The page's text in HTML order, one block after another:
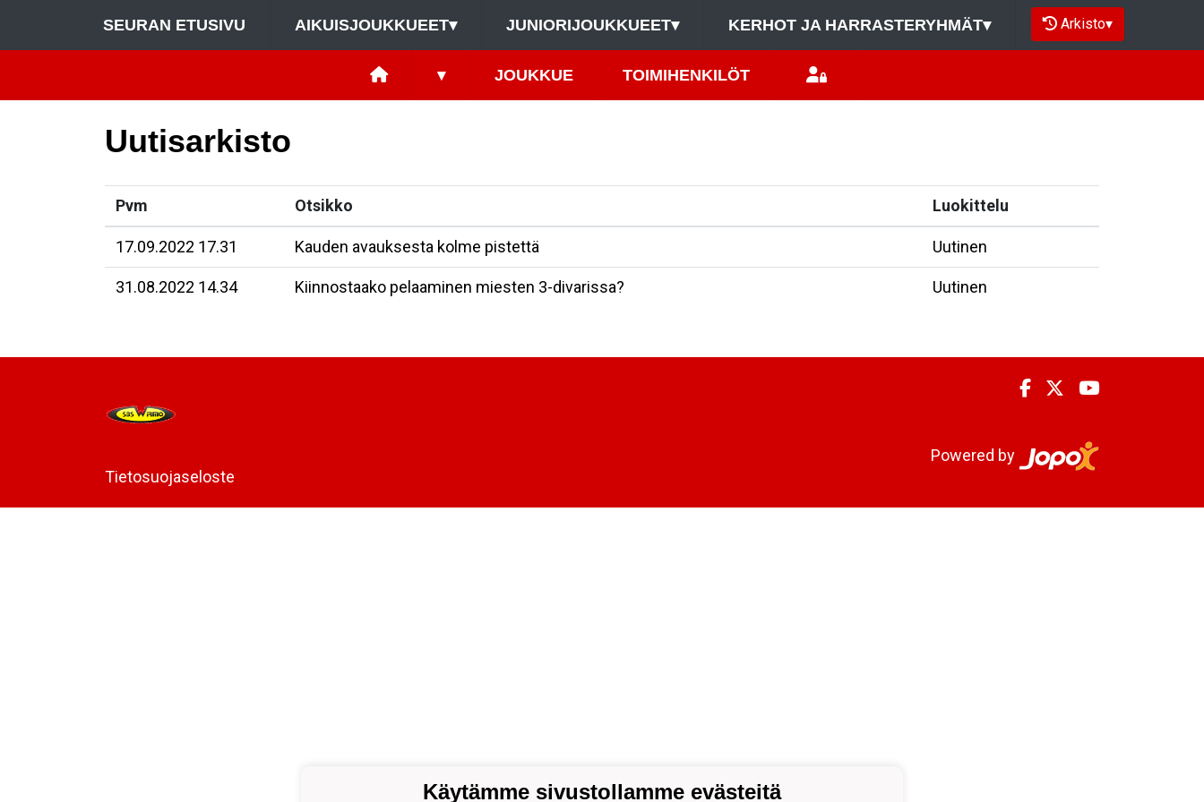
SEURAN ETUSIVU AIKUISJOUKKUEET▾ JUNIORIJOUKKUEET▾ KERHOT JA HARRASTERYHMÄT▾ Arkisto▾
▾ JOUKKUE TOIMIHENKILÖT
Uutisarkisto
Pvm Otsikko Luokittelu
17.09.2022 17.31 Kauden avauksesta kolme pistettä Uutinen
31.08.2022 14.34 Kiinnostaako pelaaminen miesten 3-divarissa? Uutinen
Tietosuojaseloste
Powered by
Käytämme sivustollamme evästeitä